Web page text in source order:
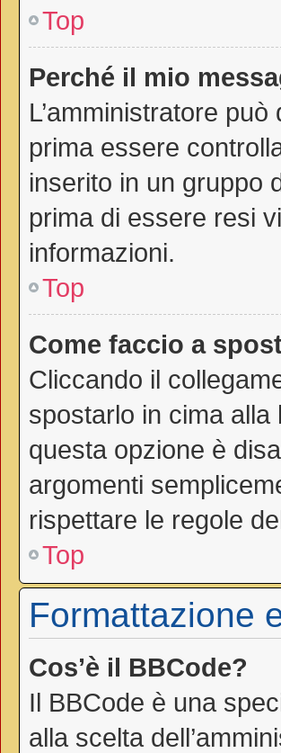
Top
Perché il mio
L’amministratore
prima essere
inserito in un gruppo
prima di essere resi
informazioni.
Top
Come faccio a
Cliccando il
spostarlo in cima
questa opzione è
argomenti
rispettare le regole
Top
Formattazione
Cos’è il BBCode?
Il BBCode è una
alla scelta